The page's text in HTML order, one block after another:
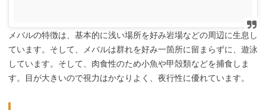
メバルの特徴は、基本的に浅い場所を好み岩場などの周辺に生息し
ています。そして、メバルは群れを好み一箇所に留まらずに、遊泳
しています。そして、肉食性のため小魚や甲殻類などを捕食しま
す。目が大きいので視力はかなりよく、夜行性に優れています。